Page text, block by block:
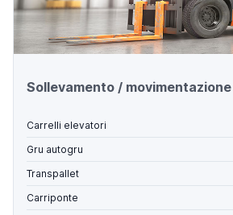
Sollevamento / movimentazione
Carrelli elevatori
Gru autogru
Transpallet
Carriponte